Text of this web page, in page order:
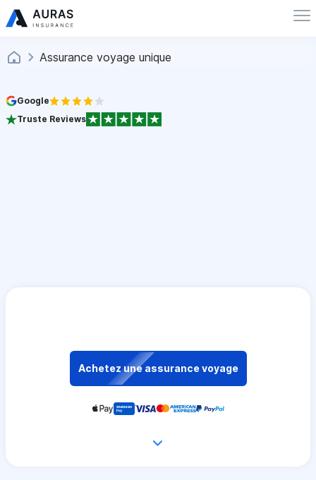
Assurance voyage unique
Google
Truste Reviews
Achetez une assurance voyage